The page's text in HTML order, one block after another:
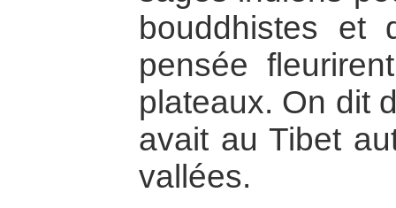
bouddhistes et
pensée
plateaux. On dit
avait au Tibet
vallées.